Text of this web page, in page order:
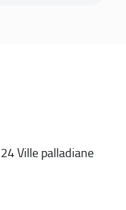
Ville palladiane